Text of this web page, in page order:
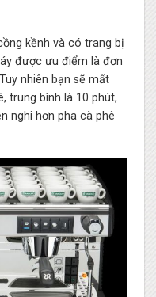
kềnh và có trang bị
được ưu điểm là đơn
nhiên bạn sẽ mất
trung bình là 10 phút,
nghi hơn pha cà phê